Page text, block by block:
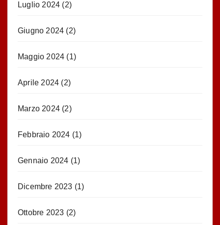
Luglio 2024 (2)
Giugno 2024 (2)
Maggio 2024 (1)
Aprile 2024 (2)
Marzo 2024 (2)
Febbraio 2024 (1)
Gennaio 2024 (1)
Dicembre 2023 (1)
Ottobre 2023 (2)